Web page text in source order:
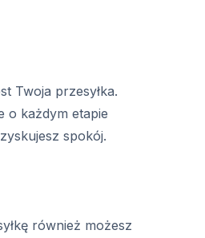
Twoja przesyłka.
o każdym etapie
spokój.
również możesz